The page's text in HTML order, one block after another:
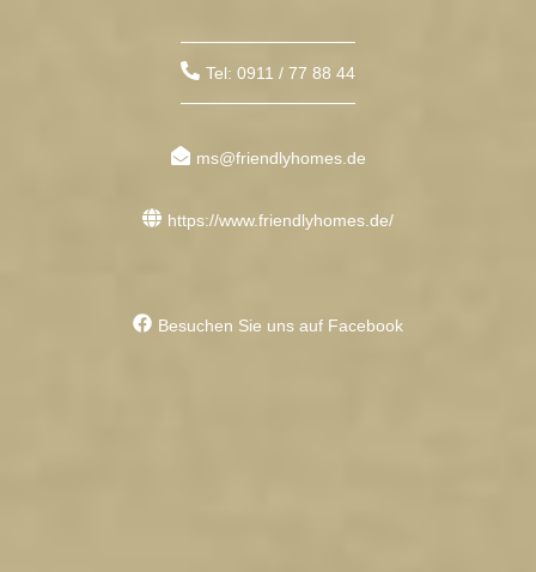
Tel: 0911 / 77 88 44
ms@friendlyhomes.de
https://www.friendlyhomes.de/
Besuchen Sie uns auf Facebook